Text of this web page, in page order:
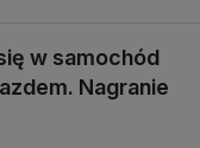
w samochód
Nagranie